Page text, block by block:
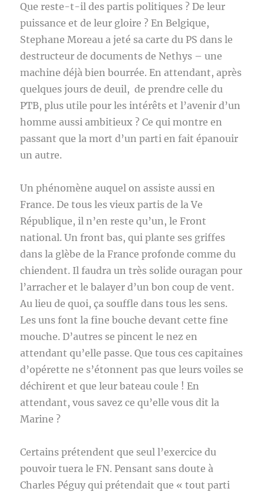
Que reste-t-il des partis politiques ? De leur
puissance et de leur gloire ? En Belgique,
Stephane Moreau a jeté sa carte du PS dans le
destructeur de documents de Nethys – une
machine déjà bien bourrée. En attendant, après
quelques jours de deuil, de prendre celle du
PTB, plus utile pour les intérêts et l’avenir d’un
homme aussi ambitieux ? Ce qui montre en
passant que la mort d’un parti en fait épanouir
un autre.
Un phénomène auquel on assiste aussi en
France. De tous les vieux partis de la Ve
République, il n’en reste qu’un, le Front
national. Un front bas, qui plante ses griffes
dans la glèbe de la France profonde comme du
chiendent. Il faudra un très solide ouragan pour
l’arracher et le balayer d’un bon coup de vent.
Au lieu de quoi, ça souffle dans tous les sens.
Les uns font la fine bouche devant cette fine
mouche. D’autres se pincent le nez en
attendant qu’elle passe. Que tous ces capitaines
d’opérette ne s’étonnent pas que leurs voiles se
déchirent et que leur bateau coule ! En
attendant, vous savez ce qu’elle vous dit la
Marine ?
Certains prétendent que seul l’exercice du
pouvoir tuera le FN. Pensant sans doute à
Charles Péguy qui prétendait que « tout parti